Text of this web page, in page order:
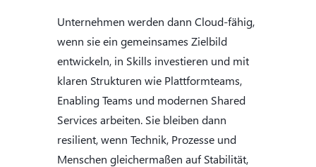
Unternehmen werden dann Cloud-fähig,
wenn sie ein gemeinsames Zielbild
entwickeln, in Skills investieren und mit
klaren Strukturen wie Plattformteams,
Enabling Teams und modernen Shared
Services arbeiten. Sie bleiben dann
resilient, wenn Technik, Prozesse und
Menschen gleichermaßen auf Stabilität,